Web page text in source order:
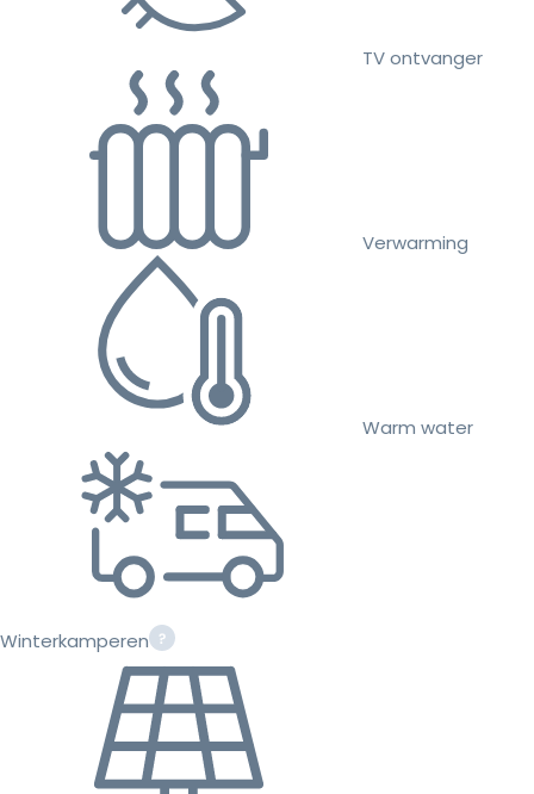
TV ontvanger
Verwarming
Warm water
Winterkamperen